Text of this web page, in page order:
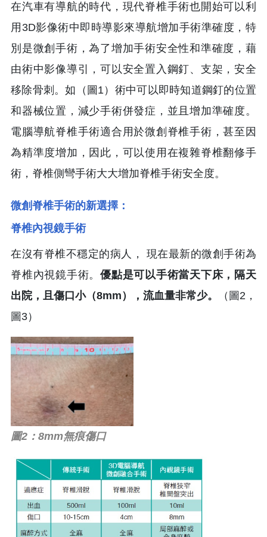
在汽車有導航的時代，現代脊椎手術也開始可以利
用3D影像術中即時導影來導航增加手術準確度，特
別是微創手術，為了增加手術安全性和準確度，藉
由術中影像導引，可以安全置入鋼釘、支架，安全
移除骨刺。如（圖1）術中可以即時知道鋼釘的位置
和器械位置，減少手術併發症，並且增加準確度。
電腦導航脊椎手術適合用於微創脊椎手術，甚至因
為精準度增加，因此，可以使用在複雜脊椎翻修手
術，脊椎側彎手術大大增加脊椎手術安全度。
微創脊椎手術的新選擇：
脊椎內視鏡手術
在沒有脊椎不穩定的病人， 現在最新的微創手術為
脊椎內視鏡手術。優點是可以手術當天下床，隔天
出院，且傷口小（8mm），流血量非常少。
（圖2，
圖3）
圖2：8mm無痕傷口